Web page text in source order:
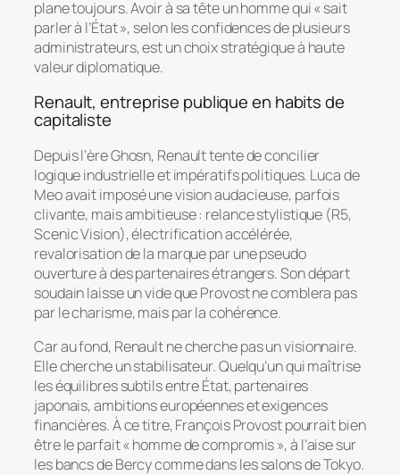
plane toujours. Avoir à sa tête un homme qui « sait
parler à l’État », selon les confidences de plusieurs
administrateurs, est un choix stratégique à haute
valeur diplomatique.
Renault, entreprise publique en habits de
capitaliste
Depuis l’ère Ghosn, Renault tente de concilier
logique industrielle et impératifs politiques. Luca de
Meo avait imposé une vision audacieuse, parfois
clivante, mais ambitieuse : relance stylistique (R5,
Scenic Vision), électrification accélérée,
revalorisation de la marque par une pseudo
ouverture à des partenaires étrangers. Son départ
soudain laisse un vide que Provost ne comblera pas
par le charisme, mais par la cohérence.
Car au fond, Renault ne cherche pas un visionnaire.
Elle cherche un stabilisateur. Quelqu’un qui maîtrise
les équilibres subtils entre État, partenaires
japonais, ambitions européennes et exigences
financières. À ce titre, François Provost pourrait bien
être le parfait « homme de compromis », à l’aise sur
les bancs de Bercy comme dans les salons de Tokyo.